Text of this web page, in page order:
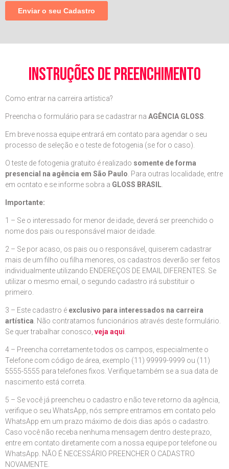
instruções de preenchimento
Como entrar na carreira artística?
Preencha o formulário para se cadastrar na AGÊNCIA GLOSS
Em breve nossa equipe entrará em contato para agendar o seu
processo de seleção e o teste de fotogenia (se for o caso).
O teste de fotogenia gratuito é realizado somente de forma
presencial na agência em São Paulo . Para outras localidade, entre
em ocntato e se informe sobra a GLOSS BRASIL
Importante:
1 – Se o interessado for menor de idade, deverá ser preenchido o
nome dos pais ou responsável maior de idade.
2 – Se por acaso, os pais ou o responsável, quiserem cadastrar
mais de um filho ou filha menores, os cadastros deverão ser feitos
individualmente utilizando ENDEREÇOS DE EMAIL DIFERENTES. Se
utilizar o mesmo email, o segundo cadastro irá substituir o
primeiro.
3 – Este cadastro é exclusivo para interessados na carreira
artística . Não contratamos funcionários através deste formulário.
Se quer trabalhar conosco, veja aqui
4 – Preencha corretamente todos os campos, especialmente o
Telefone com código de área, exemplo (11) 99999-9999 ou (11)
5555-5555 para telefones fixos. Verifique também se a sua data de
nascimento está correta.
5 – Se você já preencheu o cadastro e não teve retorno da agência,
verifique o seu WhatsApp, nós sempre entramos em contato pelo
WhatsApp em um prazo máximo de dois dias após o cadastro.
Caso você não receba nenhuma mensagem dentro deste prazo,
entre em contato diretamente com a nossa equipe por telefone ou
WhatsApp. NÃO É NECESSÁRIO PREENCHER O CADASTRO
NOVAMENTE.